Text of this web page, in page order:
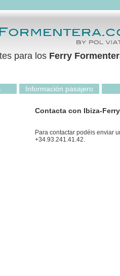
para los Ferry
Información pasajero
Contacta con Ibiza-
Para contactar podéis enviar
+34.93.241.41.42.